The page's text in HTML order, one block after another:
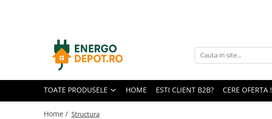
Panouri fotovoltaice
Canadian Solar
Optimizatoare panouri
TOATE PRODUSELE HOME ESTI CLIENT B2B? CERE OFERTA !
Home / Structura